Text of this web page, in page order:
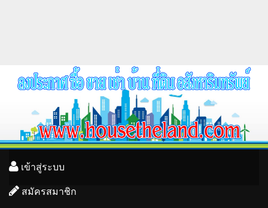
เข้าสู่ระบบ
สมัครสมาชิก